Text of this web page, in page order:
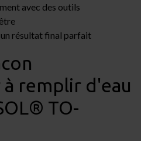
avec des outils
résultat final parfait
remplir d'eau
TO-